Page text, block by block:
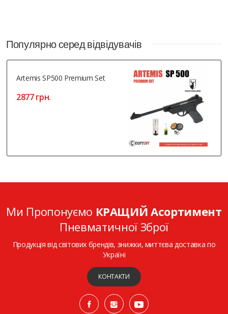
Популярно серед відвідувачів
Artemis SP500 Premium Set
2877 грн.
Ми Пропонуємо КРАЩИЙ Асортимент
Пневматичної Зброї
Продукція від світових брендів, знижки, миттєва доставка по
Україні
КОНТАКТИ